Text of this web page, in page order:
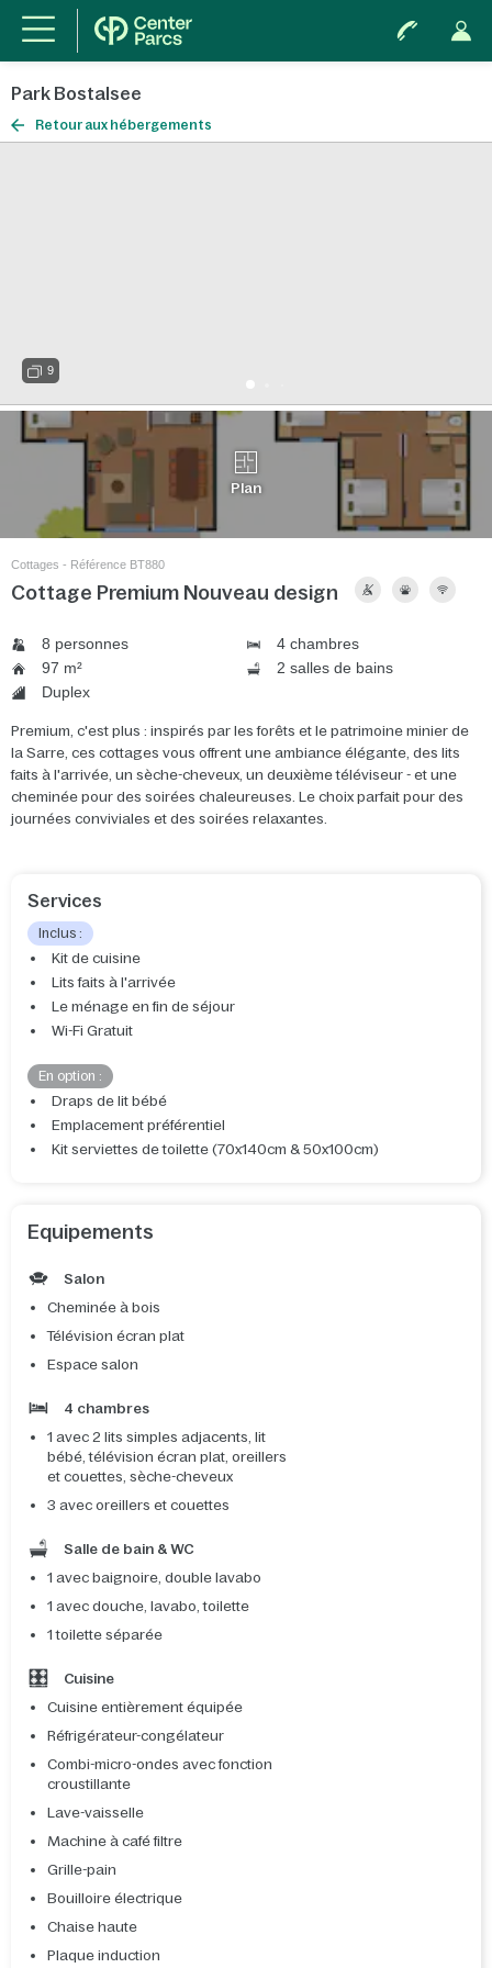
Park Bostalsee
Retour aux hébergements
9
Plan
Cottages - Référence BT880
Cottage Premium Nouveau design
8 personnes
4 chambres
97 m²
2 salles de bains
Duplex
Premium, c'est plus : inspirés par les forêts et le patrimoine minier de
la Sarre, ces cottages vous offrent une ambiance élégante, des lits
faits à l'arrivée, un sèche-cheveux, un deuxième téléviseur - et une
cheminée pour des soirées chaleureuses. Le choix parfait pour des
journées conviviales et des soirées relaxantes.
Services
Inclus :
Kit de cuisine
Lits faits à l'arrivée
Le ménage en fin de séjour
Wi-Fi Gratuit
En option :
Draps de lit bébé
Emplacement préférentiel
Kit serviettes de toilette (70x140cm & 50x100cm)
Equipements
Salon
Cheminée à bois
Télévision écran plat
Espace salon
4 chambres
1 avec 2 lits simples adjacents, lit
bébé, télévision écran plat, oreillers
et couettes, sèche-cheveux
3 avec oreillers et couettes
Salle de bain & WC
1 avec baignoire, double lavabo
1 avec douche, lavabo, toilette
1 toilette séparée
Cuisine
Cuisine entièrement équipée
Réfrigérateur-congélateur
Combi-micro-ondes avec fonction
croustillante
Lave-vaisselle
Machine à café filtre
Grille-pain
Bouilloire électrique
Chaise haute
Plaque induction